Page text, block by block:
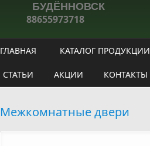
БУДЁННОВСК
88655973718
ГЛАВНАЯ КАТАЛОГ ПРОДУКЦИИ
СТАТЬИ АКЦИИ КОНТАКТЫ
Межкомнатные двери